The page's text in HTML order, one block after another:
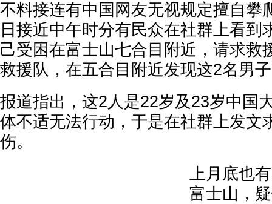
不料接连有中国网友无视规定擅自攀
日接近中午时分有民众在社群上看到
己受困在富士山七合目附近，请求救
救援队，在五合目附近发现这2名男
报道指出，这2人是22岁及23岁中国
体不适无法行动，于是在社群上发文
伤。
上月底也
富士山，